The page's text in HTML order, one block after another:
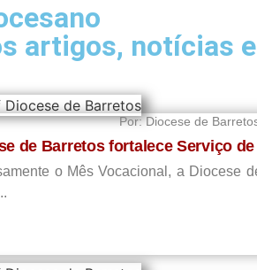
artigos, notícias
Por:Diocese de
de Barretos fortalece Serviço
o Mês Vocacional, a Diocese